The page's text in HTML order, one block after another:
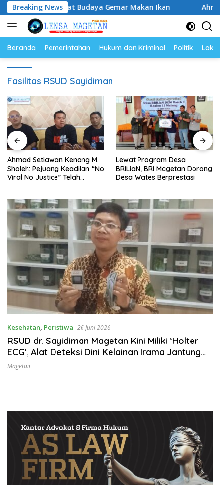
Langsung
ke
konten
Breaking News
Perkuat Budaya Gemar Makan Ikan Ahmad
Beranda Pemerintahan Hukum dan Kriminal Politik
Fasilitas RSUD Sayidiman
Ahmad Setiawan Kenang M.
Sholeh: Pejuang Keadilan “No
Viral No Justice” Telah
Lewat Program Desa
BRILiaN, BRI Magetan Dorong
Desa Wates Berprestasi
Kesehatan, Peristiwa 26 Juni 2026
RSUD dr. Sayidiman Magetan Kini Miliki ‘Holter
ECG’, Alat Deteksi Dini Kelainan Irama Jantung
24 Jam
Magetan